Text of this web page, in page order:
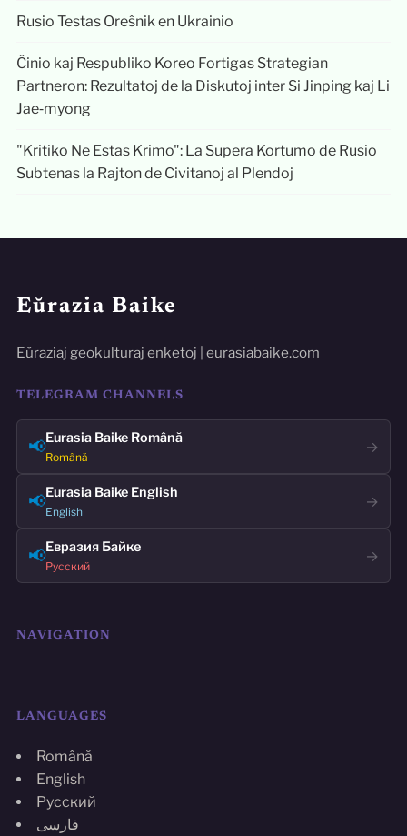
Rusio Testas Oreŝnik en Ukrainio
Ĉinio kaj Respubliko Koreo Fortigas Strategian
Partneron: Rezultatoj de la Diskutoj inter Si Jinping kaj Li
Jae‑myong
"Kritiko Ne Estas Krimo": La Supera Kortumo de Rusio
Subtenas la Rajton de Civitanoj al Plendoj
Eŭrazia Baike
Eŭraziaj geokulturaj enketoj | eurasiabaike.com
TELEGRAM CHANNELS
📢Eurasia Baike Română
Română
→
📢Eurasia Baike English
English
→
📢Евразия Байке
Русский
→
NAVIGATION
LANGUAGES
Română
English
Русский
فارسی